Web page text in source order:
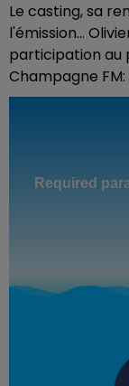
Le casting, sa
l'émission...
participation au
Champagne FM: